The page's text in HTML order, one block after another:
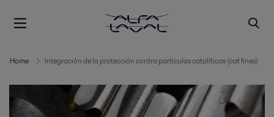
Home Integración de la protección contra partículas catalíticas (cat fines)